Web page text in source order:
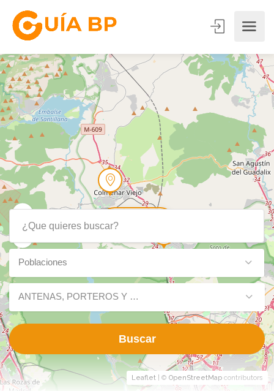
Leaflet | © OpenStreetMap contributors
Poblaciones
ANTENAS, PORTEROS Y T.V.
Buscar
Show Map